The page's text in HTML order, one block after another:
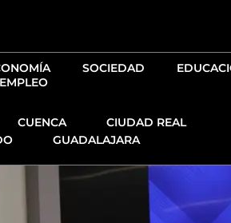
SOCIEDAD
CUENCA
CIUDAD REAL
GUADALAJARA